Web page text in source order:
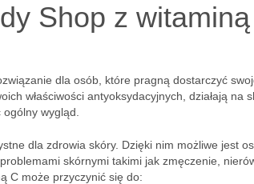
Shop z
dla osób, które pragną dostarczyć
właściwości antyoksydacyjnych, działają na
wygląd.
dla zdrowia skóry. Dzięki nim możliwe jest
skórnymi takimi jak zmęczenie,
C może przyczynić się do: